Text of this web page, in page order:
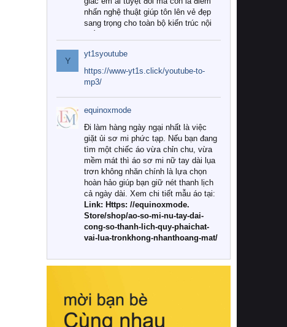
nhấn nghệ thuật giúp tôn lên vẻ đẹp
sang trọng cho toàn bộ kiến trúc nội
Tuy nhiên, giữa thị trường đa dạng
với vô vàn thương hiệu và mẫu mã
như hiện nay, làm thế nào để chọn
được những bộ chăn ga gối đệm cao
cấp thực sự chất lượng, phù hợp với
khí hậu và nhu cầu sử dụng của gia
đình? Hãy cùng chúng tôi đi tìm lời
giải đáp chi tiết qua bài viết dưới đây.
1. Tại sao các gia đình hiện đại lại ưa
chuộng chăn ga gối đệm cao cấp?
Khác với các dòng sản phẩm thông
thường, những bộ chăn ga gối đệm
cao cấp trải qua quy trình sản xuất
nghiêm ngặt từ khâu chọn lọc nguyên
liệu tự nhiên đến công nghệ dệt
nhuộm hiện đại không chứa hóa chất
này, bạn sẽ cảm nhận rõ rệt sự khác
hồi chuẩn xác của phần đệm nâng đỡ
cột sống.
Y
yt1syoutube
https://www-yt1s.click/youtube-to-
mp3/
equinoxmode
Đi làm hàng ngày ngại nhất là việc
giặt ủi sơ mi phức tạp. Nếu bạn đang
tìm một chiếc áo vừa chỉn chu, vừa
mềm mát thì áo sơ mi nữ tay dài lụa
trơn không nhăn chính là lựa chọn
hoàn hảo giúp bạn giữ nét thanh lịch
cả ngày dài. Xem chi tiết mẫu áo tại:
Link: Https: //equinoxmode.
Store/shop/ao-so-mi-nu-tay-dai-
cong-so-thanh-lich-quy-phaichat-
vai-lua-tronkhong-nhanthoang-mat/